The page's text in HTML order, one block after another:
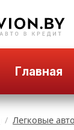
Главная
Легковые